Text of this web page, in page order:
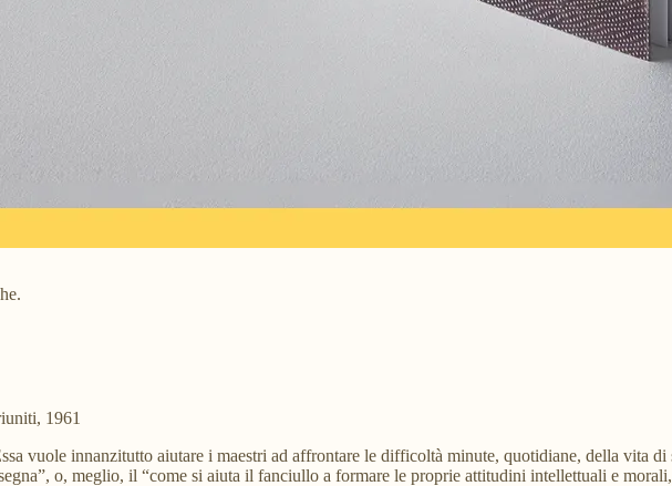
1961
vuole innanzitutto aiutare i maestri ad affrontare le difficoltà minute, quotidiane, della vita
o, meglio, il “come si aiuta il fanciullo a formare le proprie attitudini intellettuali e